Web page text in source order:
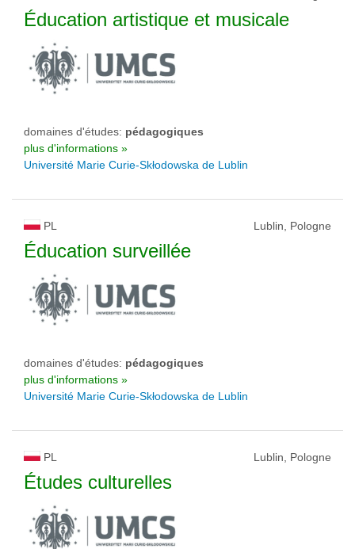
Éducation artistique et musicale
domaines d'études: pédagogiques
plus d'informations »
Université Marie Curie-Skłodowska de Lublin
PL Lublin, Pologne
Éducation surveillée
domaines d'études: pédagogiques
plus d'informations »
Université Marie Curie-Skłodowska de Lublin
PL Lublin, Pologne
Études culturelles